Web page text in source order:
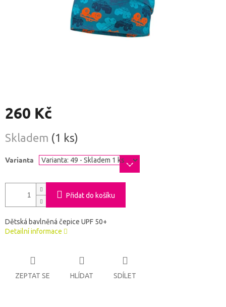
260 Kč
cena:
Skladem (1 ks)
Varianta
Přidat do košíku
Dětská bavlněná čepice UPF 50+
Detailní informace
ZEPTAT SE HLÍDAT SDÍLET